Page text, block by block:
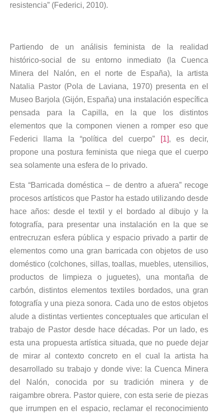
resistencia” (Federici, 2010).
Partiendo de un análisis feminista de la realidad
histórico-social de su entorno inmediato (la Cuenca
Minera del Nalón, en el norte de España), la artista
Natalia Pastor (Pola de Laviana, 1970) presenta en el
Museo Barjola (Gijón, España) una instalación específica
pensada para la Capilla, en la que los distintos
elementos que la componen vienen a romper eso que
Federici llama la “política del cuerpo”
[1], es decir,
propone una postura feminista que niega que el cuerpo
sea solamente una esfera de lo privado.
Esta “Barricada doméstica – de dentro a afuera” recoge
procesos artísticos que Pastor ha estado utilizando desde
hace años: desde el textil y el bordado al dibujo y la
fotografía, para presentar una instalación en la que se
entrecruzan esfera pública y espacio privado a partir de
elementos como una gran barricada con objetos de uso
doméstico (colchones, sillas, toallas, muebles, utensilios,
productos de limpieza o juguetes), una montaña de
carbón, distintos elementos textiles bordados, una gran
fotografía y una pieza sonora. Cada uno de estos objetos
alude a distintas vertientes conceptuales que articulan el
trabajo de Pastor desde hace décadas. Por un lado, es
esta una propuesta artística situada, que no puede dejar
de mirar al contexto concreto en el cual la artista ha
desarrollado su trabajo y donde vive: la Cuenca Minera
del Nalón, conocida por su tradición minera y de
raigambre obrera. Pastor quiere, con esta serie de piezas
que irrumpen en el espacio, reclamar el reconocimiento